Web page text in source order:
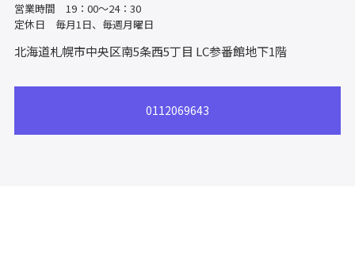
営業時間 19：00～24：30
定休日 毎月1日、毎週月曜日
北海道札幌市中央区南5条西5丁目 LC参番館地下1階
0112069643